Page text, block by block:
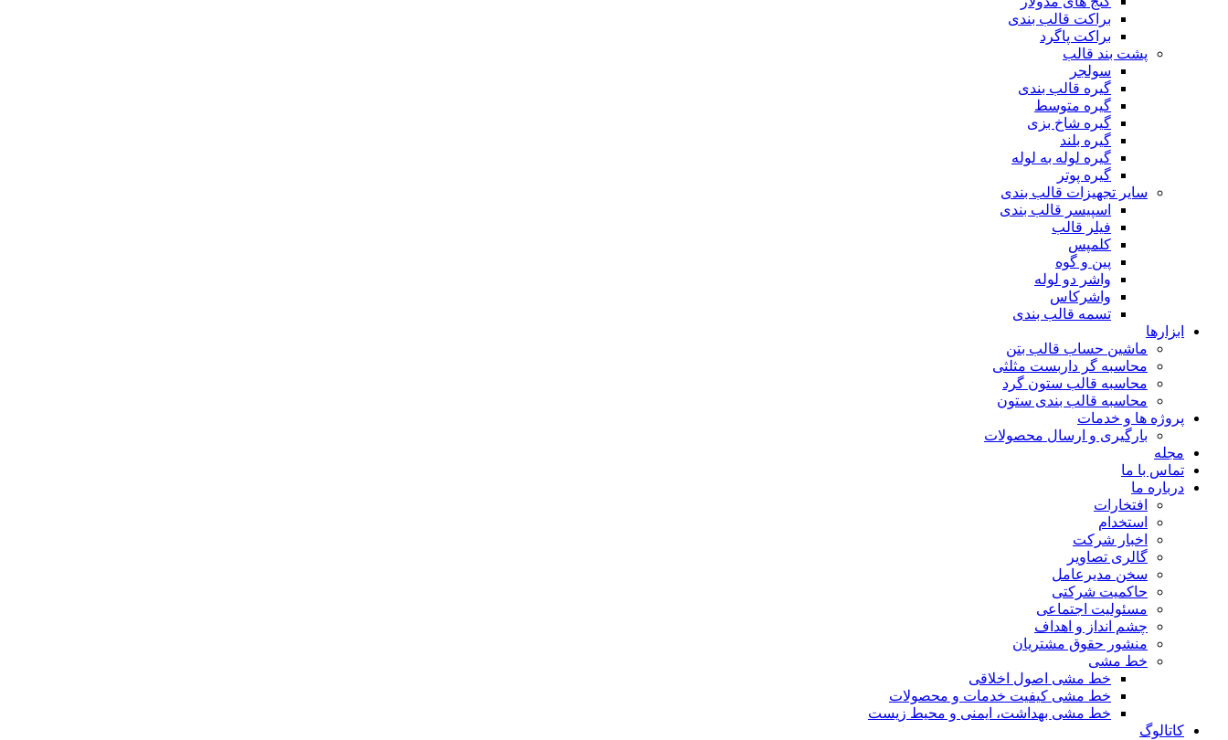
براکت قالب بندی
براکت پاگرد
پشت بند قالب
سولجر
گیره قالب بندی
گیره متوسط
گیره شاخ بزی
گیره بلند
گیره لوله به لوله
گیره پوتر
سایر تجهیزات قالب بندی
اسپیسر قالب بندی
فیلر قالب
کلمپس
پین و گوه
واشر دو لوله
واشرکاس
تسمه قالب بندی
ابزارها
ماشین حساب قالب بتن
محاسبه گر داربست مثلثی
محاسبه قالب ستون گرد
محاسبه قالب بندی ستون
پروژه ها و خدمات
بارگیری و ارسال محصولات
مجله
تماس با ما
درباره ما
افتخارات
استخدام
اخبار شرکت
گالری تصاویر
سخن مدیرعامل
حاکمیت شرکتی
مسئولیت اجتماعی
چشم انداز و اهداف
منشور حقوق مشتریان
خط مشی
خط مشی اصول اخلاقی
خط مشی کیفیت خدمات و محصولات
خط مشی بهداشت، ایمنی و محیط زیست
کاتالوگ